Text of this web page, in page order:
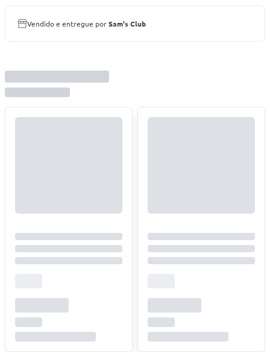
Vendido e entregue porSam's Club